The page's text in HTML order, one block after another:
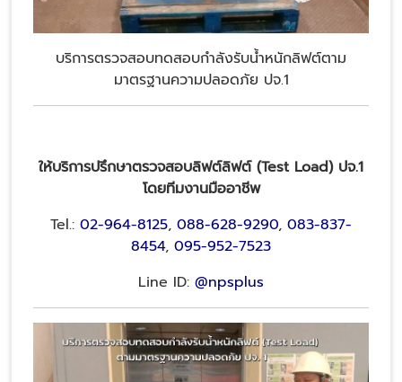
บริการตรวจสอบทดสอบกำลังรับน้ำหนักลิฟต์ตาม
มาตรฐานความปลอดภัย ปจ.1
ให้บริการปรึกษาตรวจสอบลิฟต์ลิฟต์ (Test Load) ปจ.1
โดยทีมงานมืออาชีพ
Tel.: 02-964-8125, 088-628-9290, 083-837-
8454, 095-952-7523
Line ID: @npsplus